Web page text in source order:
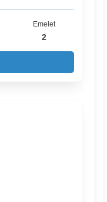
Emelet
2